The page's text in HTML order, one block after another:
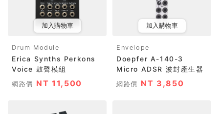
加入購物車
Drum Module
Erica Synths Perkons
Voice 鼓聲模組
網路價 NT 11,500
加入購物車
Envelope
Doepfer A-140-3
Micro ADSR 波封產生器
網路價 NT 3,850